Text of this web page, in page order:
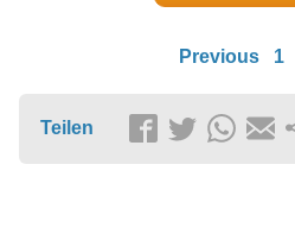
Previous 1
Teilen